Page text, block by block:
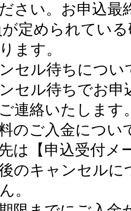
さい。お申込最
定められている
ます。
セル待ちについ
セル待ちでお申
連絡いたします
のご入金につい
は【申込受付メ
のキャンセル
。